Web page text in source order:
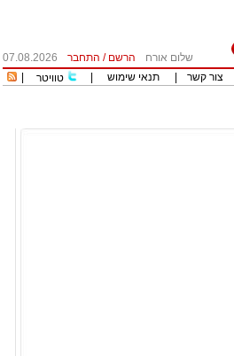
שלום אורח הרשם / התחבר
07.08.2026
צור קשר תנאי שימוש טוויטר